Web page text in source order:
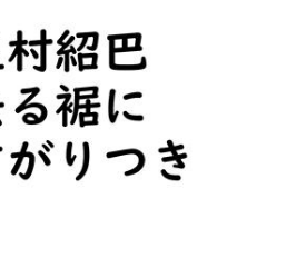
れており、
も慎む